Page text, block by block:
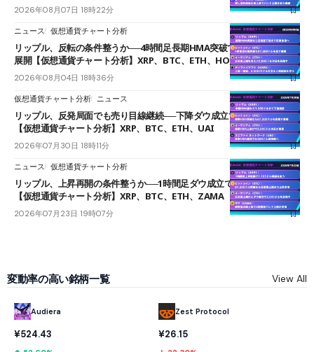
2026年08月07日 18時22分
ニュース 仮想通貨チャート分析
リップル、反転の条件整うか──4時間足長期HMA突破で雲下端を目指す
展開【仮想通貨チャート分析】XRP、BTC、ETH、HOME
2026年08月04日 18時36分
仮想通貨チャート分析 ニュース
リップル、反発局面でも売り目線継続──下降ダウ成立で下値追う展開
【仮想通貨チャート分析】XRP、BTC、ETH、UAI
2026年07月30日 18時11分
ニュース 仮想通貨チャート分析
リップル、上昇再開の条件整うか──1時間足ダウ成立で1.185ドルを狙う
【仮想通貨チャート分析】XRP、BTC、ETH、ZAMA
2026年07月23日 19時07分
変動率の高い銘柄一覧 View All
Audiera
¥524.43
Zest Protocol
¥26.15